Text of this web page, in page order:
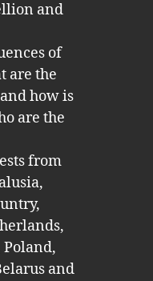
and
of
are the
how is
are the
from
and